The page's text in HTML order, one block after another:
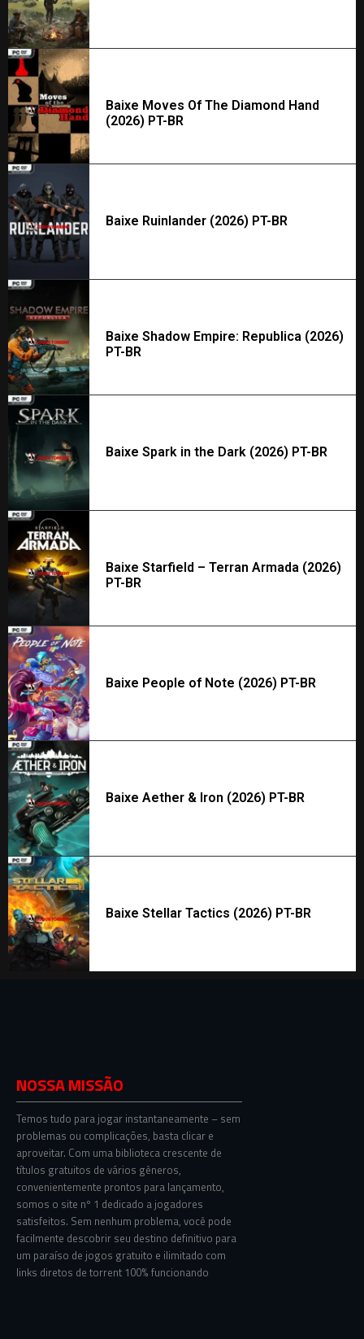
Baixe Moves Of The Diamond Hand
(2026) PT-BR
Baixe Ruinlander (2026) PT-BR
Baixe Shadow Empire: Republica (2026)
PT-BR
Baixe Spark in the Dark (2026) PT-BR
Baixe Starfield – Terran Armada (2026)
PT-BR
Baixe People of Note (2026) PT-BR
Baixe Aether & Iron (2026) PT-BR
Baixe Stellar Tactics (2026) PT-BR
NOSSA MISSÃO
Temos tudo para jogar instantaneamente – sem
problemas ou complicações, basta clicar e
aproveitar. Com uma biblioteca crescente de
títulos gratuitos de vários gêneros,
convenientemente prontos para lançamento,
somos o site nº 1 dedicado a jogadores
satisfeitos. Sem nenhum problema, você pode
facilmente descobrir seu destino definitivo para
um paraíso de jogos gratuito e ilimitado com
links diretos de torrent 100% funcionando